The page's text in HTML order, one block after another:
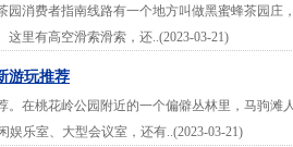
园消费者指南线路有一个地方叫做黑蜜蜂茶园庄
里有高空滑索滑索，还..(2023-03-21)
游玩推荐
。在桃花岭公园附近的一个偏僻丛林里，马驹滩
乐室、大型会议室，还有..(2023-03-21)